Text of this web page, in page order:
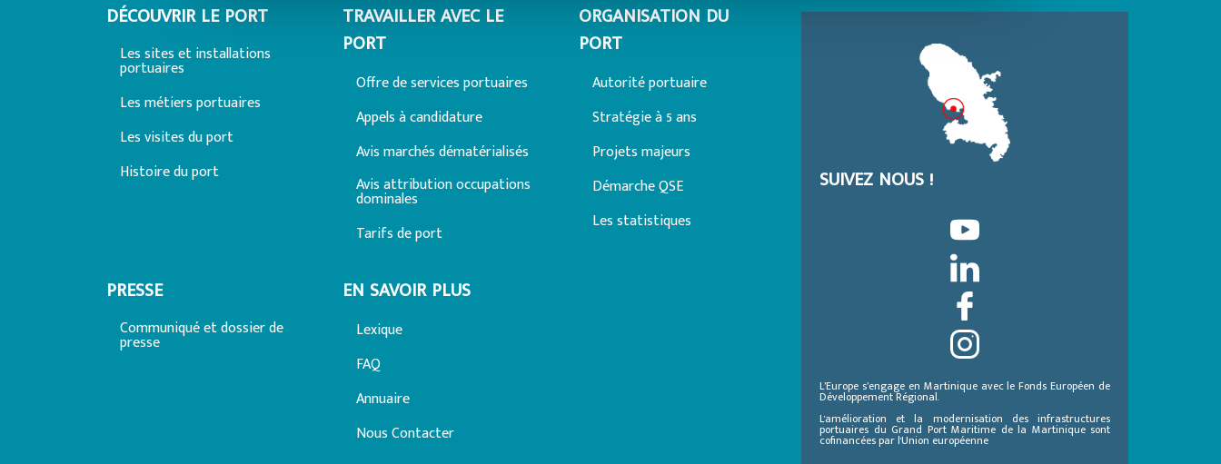
DÉCOUVRIR LE PORT
Les sites et installations
portuaires
Les métiers portuaires
Les visites du port
Histoire du port
TRAVAILLER AVEC LE
PORT
Offre de services portuaires
Appels à candidature
Avis marchés dématérialisés
Avis attribution occupations
dominales
Tarifs de port
ORGANISATION DU
PORT
Autorité portuaire
Stratégie à 5 ans
Projets majeurs
Démarche QSE
Les statistiques
PRESSE
Communiqué et dossier de
presse
EN SAVOIR PLUS
Lexique
FAQ
Annuaire
Nous Contacter
SUIVEZ NOUS !
L’Europe s’engage en Martinique avec le Fonds Européen de
Développement Régional.
L'amélioration et la modernisation des infrastructures
portuaires du Grand Port Maritime de la Martinique sont
cofinancées par l'Union européenne